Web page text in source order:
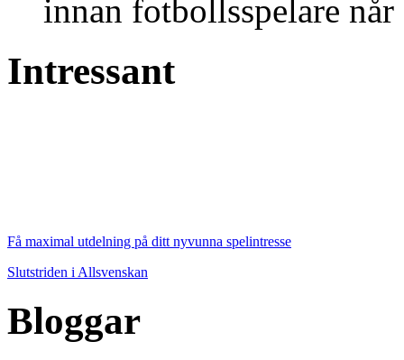
innan fotbollsspelare
Intressant
Få maximal utdelning på ditt nyvunna spelintresse
Slutstriden i Allsvenskan
Bloggar